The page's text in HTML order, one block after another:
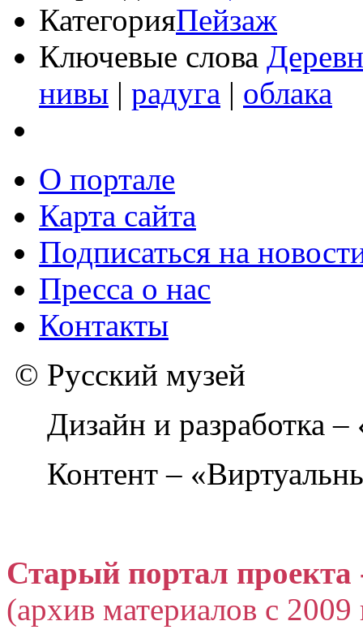
КатегорияПейзаж
Ключевые слова
нивы | радуга | облака
О портале
Карта сайта
Подписаться на
Пресса о нас
Контакты
© Русский музей
Дизайн и разработка
Контент –
Старый портал
(архив материалов с